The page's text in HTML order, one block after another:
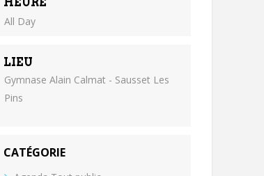
All Day
LIEU
Gymnase Alain Calmat - Sausset Les
Pins
CATÉGORIE